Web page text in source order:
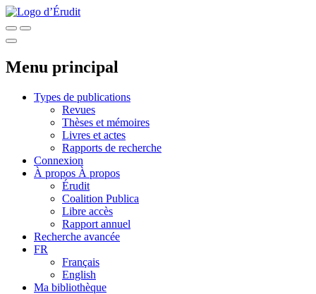
Menu principal
Types de publications
Revues
Thèses et mémoires
Livres et actes
Rapports de recherche
Connexion
À propos À propos
Érudit
Coalition Publica
Libre accès
Rapport annuel
Recherche avancée
FR
Français
English
Ma bibliothèque